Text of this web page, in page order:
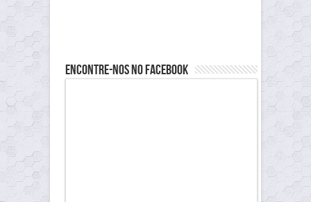
Encontre-nos no Facebook